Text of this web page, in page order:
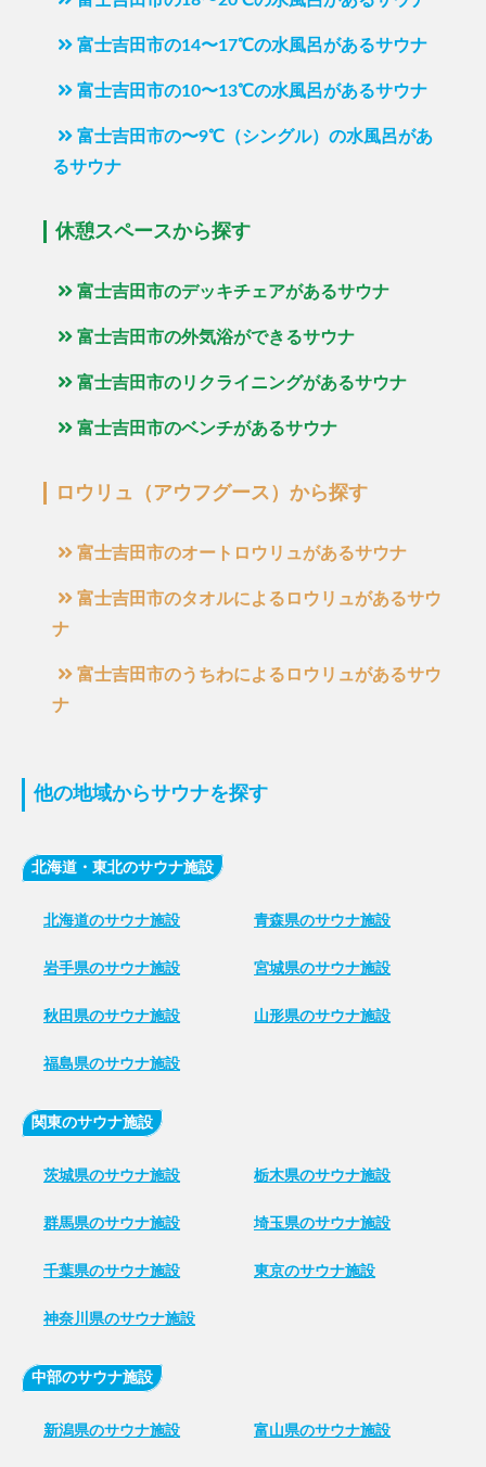
富士吉田市の14〜17℃の水風呂があるサウナ
富士吉田市の10〜13℃の水風呂があるサウナ
富士吉田市の〜9℃（シングル）の水風呂があ
るサウナ
休憩スペースから探す
富士吉田市のデッキチェアがあるサウナ
富士吉田市の外気浴ができるサウナ
富士吉田市のリクライニングがあるサウナ
富士吉田市のベンチがあるサウナ
ロウリュ（アウフグース）から探す
富士吉田市のオートロウリュがあるサウナ
富士吉田市のタオルによるロウリュがあるサウ
ナ
富士吉田市のうちわによるロウリュがあるサウ
ナ
他の地域からサウナを探す
北海道・東北のサウナ施設
北海道のサウナ施設 青森県のサウナ施設
岩手県のサウナ施設 宮城県のサウナ施設
秋田県のサウナ施設 山形県のサウナ施設
福島県のサウナ施設
関東のサウナ施設
茨城県のサウナ施設 栃木県のサウナ施設
群馬県のサウナ施設 埼玉県のサウナ施設
千葉県のサウナ施設 東京のサウナ施設
神奈川県のサウナ施設
中部のサウナ施設
新潟県のサウナ施設 富山県のサウナ施設